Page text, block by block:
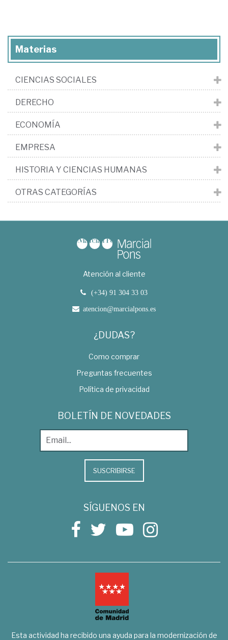
Materias
CIENCIAS SOCIALES
DERECHO
ECONOMÍA
EMPRESA
HISTORIA Y CIENCIAS HUMANAS
OTRAS CATEGORÍAS
Atención al cliente
(+34) 91 304 33 03
atencion@marcialpons.es
¿DUDAS?
Como comprar
Preguntas frecuentes
Política de privacidad
BOLETÍN DE NOVEDADES
SUSCRIBIRSE
SÍGUENOS EN
Esta actividad ha recibido una ayuda para la modernización de